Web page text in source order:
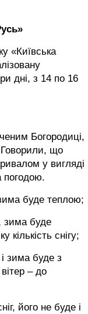
«Київська
дні, з 14 по 16
Богородиці,
Говорили, що
у вигляді
погодою.
буде теплою;
зима буде
кількість снігу;
зима буде з
– до
його не буде і